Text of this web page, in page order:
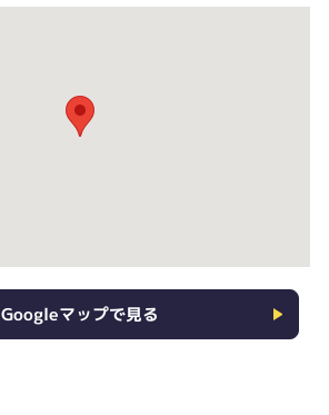
Googleマップで見る